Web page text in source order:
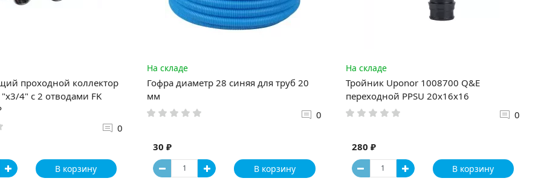
проходной коллектор
4" с 2 отводами FK
0
В корзину
На складе
Гофра диаметр 28 синяя для труб 20
мм
0
30 ₽
В корзину
На складе
Тройник Uponor 1008700 Q&E
переходной PPSU 20x16x16
0
280 ₽
В корзину